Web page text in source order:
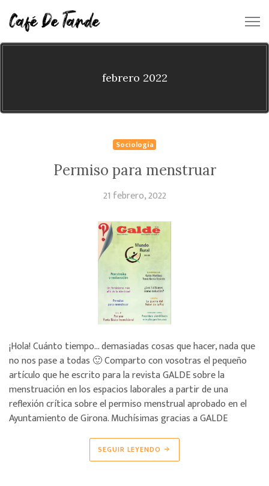
febrero 2022
Sociología
Permiso para menstruar
21 febrero, 2022
¡Hola! Cuánto tiempo… demasiadas cosas que hacer, nada que
no nos pase a todas 🙂 Comparto con vosotras el pequeño
artículo que he escrito para la revista GALDE sobre la
menstruación en los espacios laborales a partir de una
reflexión crítica sobre el permiso menstrual aprobado en el
Ayuntamiento de Girona. Muchísimas gracias a GALDE
SEGUIR LEYENDO